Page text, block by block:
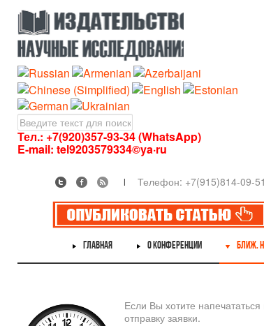
Тел.: +7(920)357-93-34 (WhatsApp)
E-mail: tel9203579334©ya·ru
Телефон: +7(915)814-09-51
ГЛАВНАЯ О КОНФЕРЕНЦИИ БЛИЖ.
Если Вы хотите
отправку заявки.